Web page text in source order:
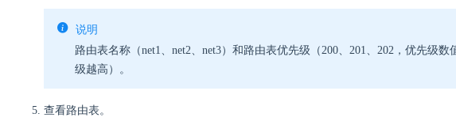
说明
路由表名称（net1、net2、net3）和路由表优先级（200、201、202，优先级数
级越高）。
查看路由表。